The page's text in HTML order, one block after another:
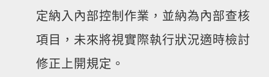
定納入內部控制作業，並納為內部查核
項目，未來將視實際執行狀況適時檢討
修正上開規定。